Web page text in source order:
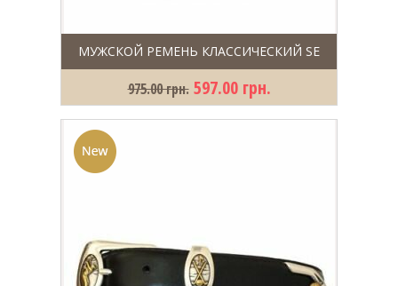
МУЖСКОЙ РЕМЕНЬ КЛАССИЧЕСКИЙ SE
975.00 грн. 597.00 грн.